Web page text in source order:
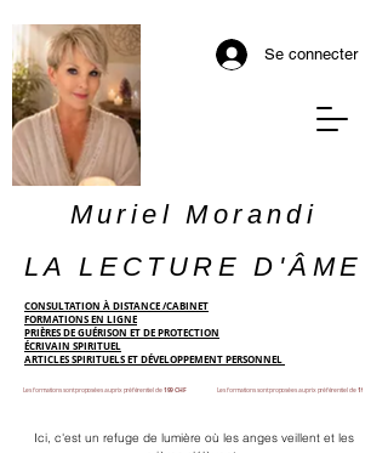
Se connecter
Muriel Morandi
LA LECTURE D'ÂME
Les formations sont proposées au prix préférentiel de199 CHF Les formations sont proposées au prix préférentiel de199 CHF
CONSULTATION À DISTANCE /CABINET
FORMATIONS EN LIGNE
PRIÈRES DE GUÉRISON ET DE PROTECTION
ÉCRIVAIN SPIRITUEL
ARTICLES SPIRITUELS ET DÉVELOPPEMENT PERSONNEL
Ici, c'est un refuge de lumière où les anges veillent et les